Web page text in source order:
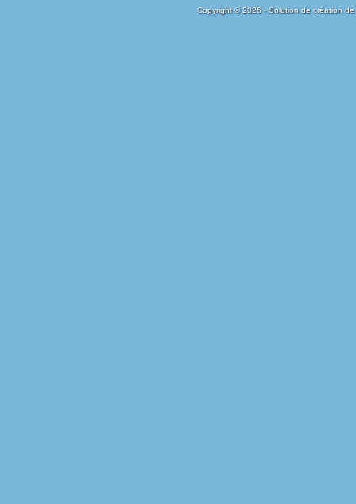
Copyright © 2026 - Solution de création